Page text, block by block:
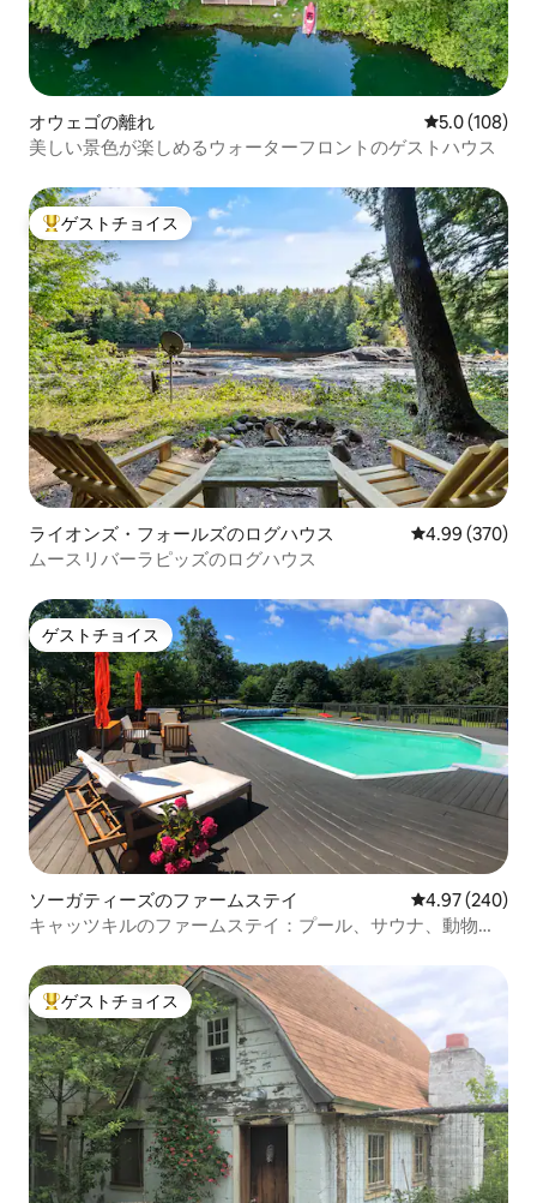
オウェゴの離れ レビュー108
5.0 (108)
美しい景色が楽しめるウォーターフロントのゲストハウス
大好評のゲストチョイスです。
ゲストチョイス
ライオンズ・フォールズのログハウス レビュー370
4.99 (370)
ムースリバーラピッズのログハウス
ゲストチョイス
ゲストチョイス
ソーガティーズのファームステイ レビュー240
4.97 (240)
キャッツキルのファームステイ：プール、サウナ、動物、
大好評のゲストチョイスです。
ゲストチョイス